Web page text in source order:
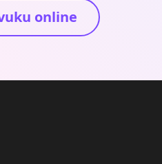
online